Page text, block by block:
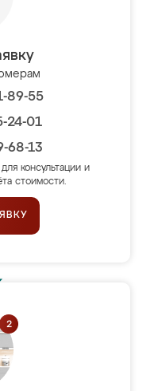
89-55
24-01
68-13
консультации и
стоимости.